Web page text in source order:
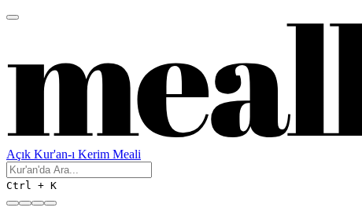
Açık Kur'an-ı Kerim Meali
Ctrl + K